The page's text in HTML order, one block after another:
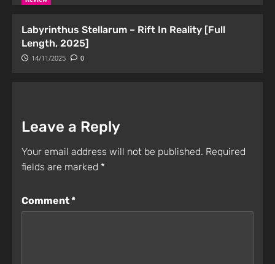
Labyrinthus Stellarum – Rift In Reality [Full
Length, 2025]
14/11/2025 0
Leave a Reply
Your email address will not be published. Required
fields are marked *
Comment*